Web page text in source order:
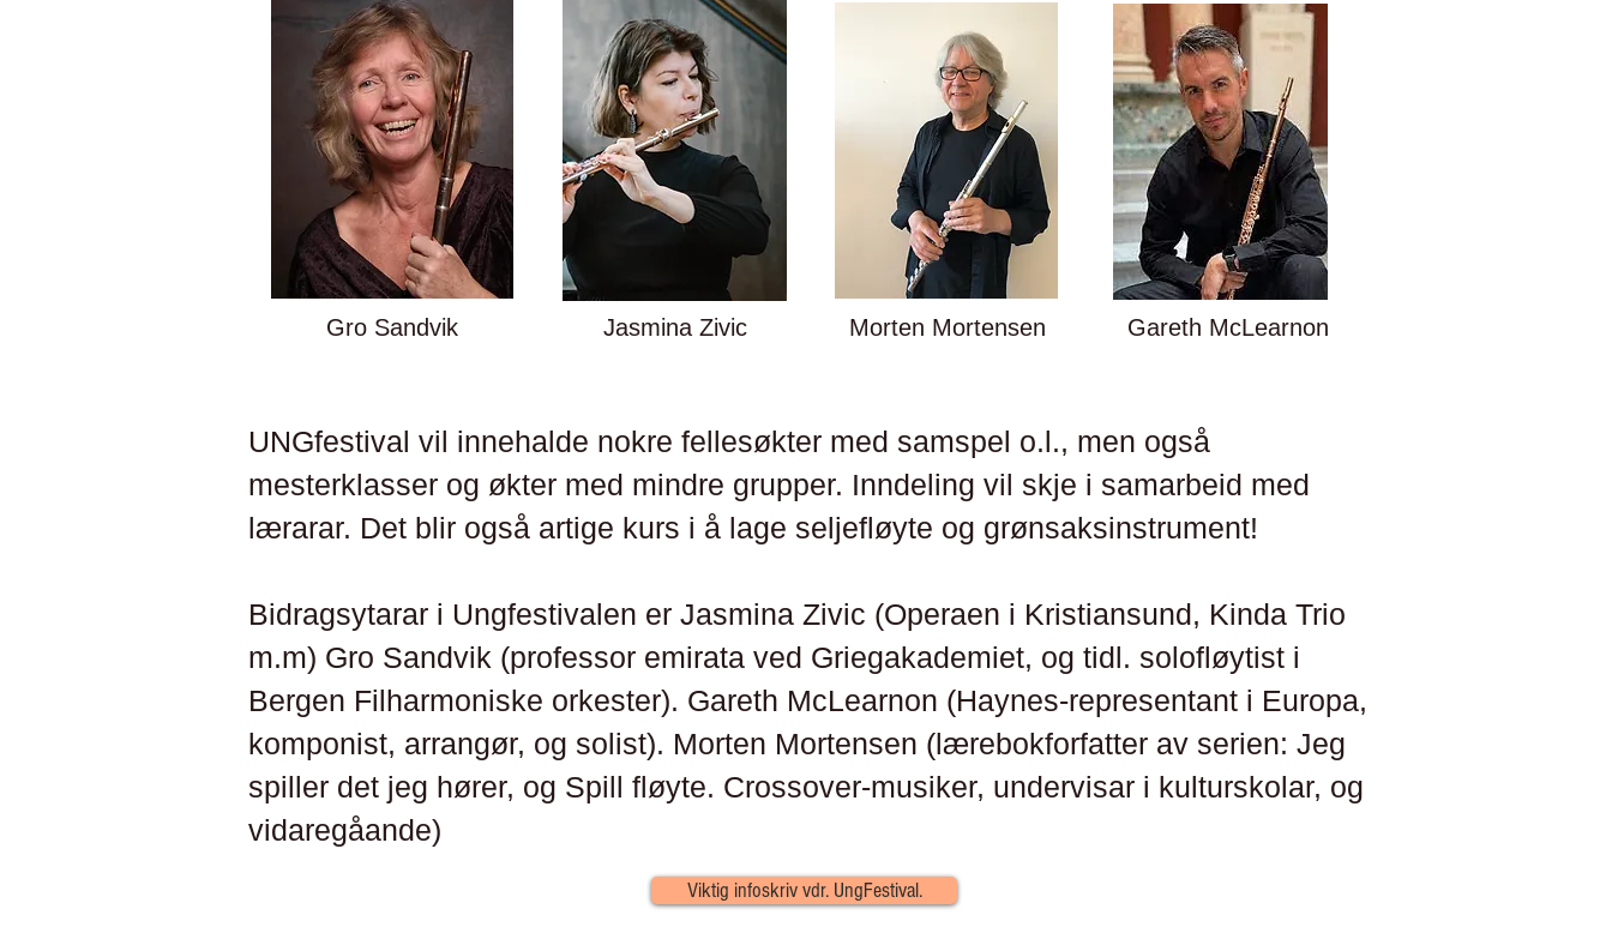
Gro Sandvik Jasmina Zivic Morten Mortensen Gareth McLearnon
UNGfestival vil innehalde nokre fellesøkter med samspel o.l., men også
mesterklasser og økter med mindre grupper. Inndeling vil skje i samarbeid med
lærarar. Det blir også artige kurs i å lage seljefløyte og grønsaksinstrument!
Bidragsytarar i Ungfestivalen er Jasmina Zivic (Operaen i Kristiansund, Kinda Trio
m.m) Gro Sandvik (professor emirata ved Griegakademiet, og tidl. solofløytist i
Bergen Filharmoniske orkester). Gareth McLearnon (Haynes-representant i Europa,
komponist, arrangør, og solist). Morten Mortensen (lærebokforfatter av serien: Jeg
spiller det jeg hører, og Spill fløyte. Crossover-musiker, undervisar i kulturskolar, og
vidaregåande)
Viktig infoskriv vdr. UngFestival.